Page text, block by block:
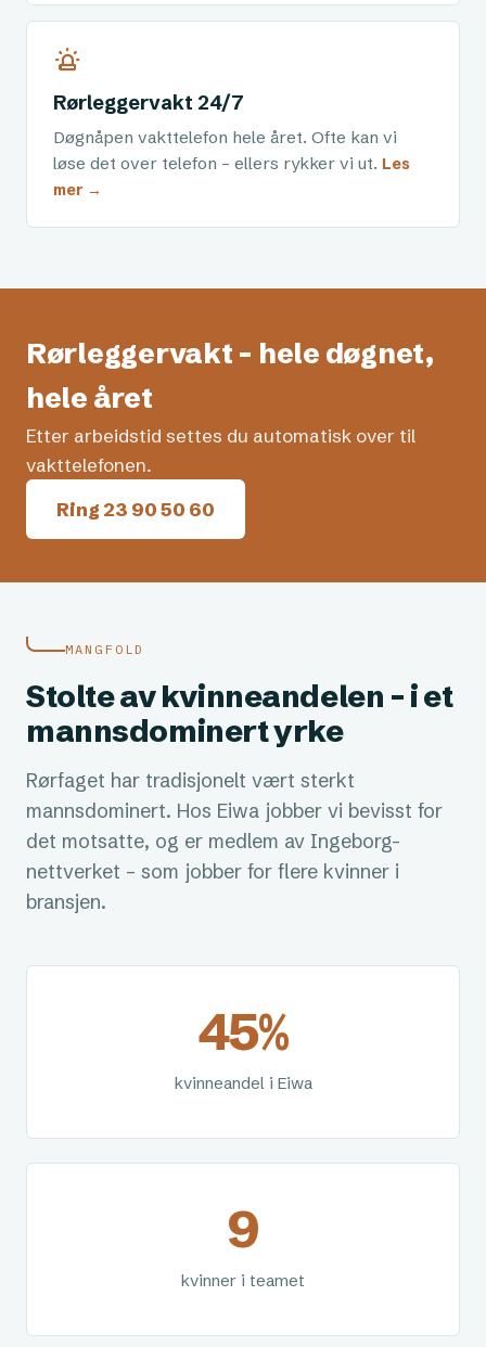
Rørleggervakt 24/7
Døgnåpen vakttelefon hele året. Ofte kan vi
løse det over telefon – ellers rykker vi ut. Les
mer →
Rørleggervakt – hele døgnet,
hele året
Etter arbeidstid settes du automatisk over til
vakttelefonen.
Ring 23 90 50 60
MANGFOLD
Stolte av kvinneandelen – i et
mannsdominert yrke
Rørfaget har tradisjonelt vært sterkt
mannsdominert. Hos Eiwa jobber vi bevisst for
det motsatte, og er medlem av Ingeborg-
nettverket – som jobber for flere kvinner i
bransjen.
45%
kvinneandel i Eiwa
9
kvinner i teamet